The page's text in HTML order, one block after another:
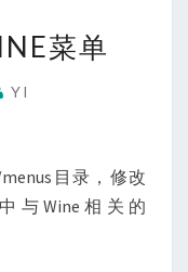
菜单
YI
目录，修改
与Wine相关的